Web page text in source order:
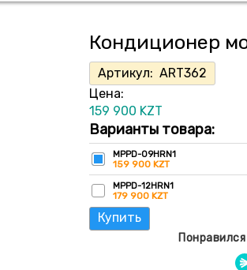
Кондиционер
Артикул: ART362
Цена:
159 900 KZT
Варианты товара:
MPPD-09HRN1
159 900 KZT
MPPD-12HRN1
179 900 KZT
Купить